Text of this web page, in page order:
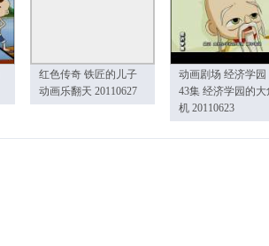
红色传奇 铁匠的儿子
动画乐翻天 20110627
动画剧场 经济学园
43集 经济学园的大
机 20110623